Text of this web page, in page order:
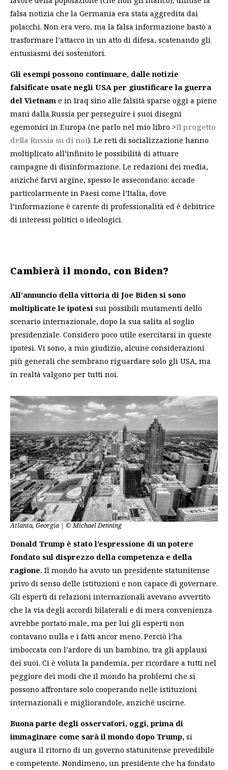
falsa notizia che la Germania era stata aggredita dai
polacchi. Non era vero, ma la falsa informazione bastò a
trasformare l’attacco in un atto di difesa, scatenando gli
entusiasmi dei sostenitori.
Gli esempi possono continuare, dalle notizie
falsificate usate negli USA per giustificare la guerra
del Vietnam e in Iraq sino alle falsità sparse oggi a piene
mani dalla Russia per perseguire i suoi disegni
egemonici in Europa (ne parlo nel mio libro >Il progetto
della Russia su di noi). Le reti di socializzazione hanno
moltiplicato all’infinito le possibilità di attuare
campagne di disinformazione. Le redazioni dei media,
anziché farvi argine, spesso le assecondano: accade
particolarmente in Paesi come l’Italia, dove
l’informazione è carente di professionalità ed è debitrice
di interessi politici o ideologici.
Cambierà il mondo, con Biden?
All’annuncio della vittoria di Joe Biden si sono
moltiplicate le ipotesi sui possibili mutamenti dello
scenario internazionale, dopo la sua salita al soglio
presidenziale. Considero poco utile esercitarsi in queste
ipotesi. Vi sono, a mio giudizio, alcune considerazioni
più generali che sembrano riguardare solo gli USA, ma
in realtà valgono per tutti noi.
Atlanta, Georgia | © Michael Denning
Donald Trump è stato l’espressione di un potere
fondato sul disprezzo della competenza e della
ragione. Il mondo ha avuto un presidente statunitense
privo di senso delle istituzioni e non capace di governare.
Gli esperti di relazioni internazionali avevano avvertito
che la via degli accordi bilaterali e di mera convenienza
avrebbe portato male, ma per lui gli esperti non
contavano nulla e i fatti ancor meno. Perciò l’ha
imboccata con l’ardore di un bambino, tra gli applausi
dei suoi. Ci è voluta la pandemia, per ricordare a tutti nel
peggiore dei modi che il mondo ha problemi che si
possono affrontare solo cooperando nelle istituzioni
internazionali e migliorandole, anziché uscirne.
Buona parte degli osservatori, oggi, prima di
immaginare come sarà il mondo dopo Trump, si
augura il ritorno di un governo statunitense prevedibile
e competente. Nondimeno, un presidente che ha fondato